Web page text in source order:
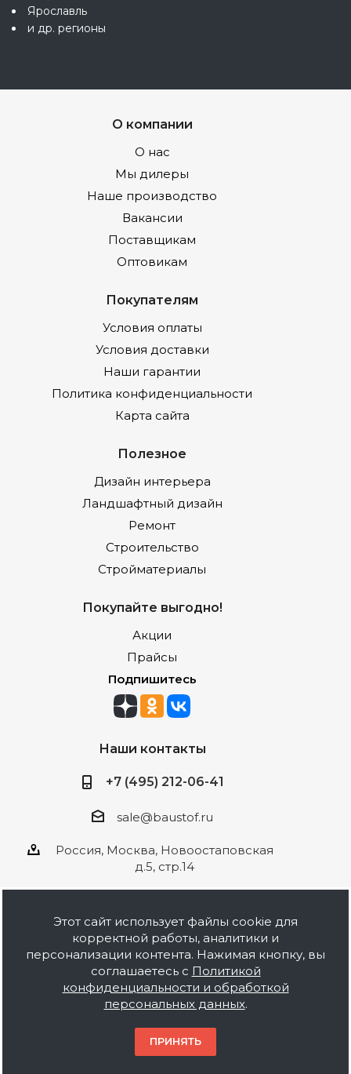
Ярославль
и др. регионы
О компании
О нас
Мы дилеры
Наше производство
Вакансии
Поставщикам
Оптовикам
Покупателям
Условия оплаты
Условия доставки
Наши гарантии
Политика конфиденциальности
Карта сайта
Полезное
Дизайн интерьера
Ландшафтный дизайн
Ремонт
Строительство
Стройматериалы
Покупайте выгодно!
Акции
Прайсы
Подпишитесь
Наши контакты
+7 (495) 212-06-41
sale@baustof.ru
Россия, Москва, Новоостаповская
д.5, стр.14
2026 © ООО Баустов. Собственное
производство лакокрасочной продукции,
оптовая и розничная продажа строительных
материалов, комплектация объектов под ключ.
Информация на сайте носит ознакомительный
характер и не является публичной офертой.
Этот сайт использует файлы cookie для
корректной работы, аналитики и
персонализации контента. Нажимая кнопку, вы
соглашаетесь с Политикой
конфиденциальности и обработкой
персональных данных.
ПРИНЯТЬ